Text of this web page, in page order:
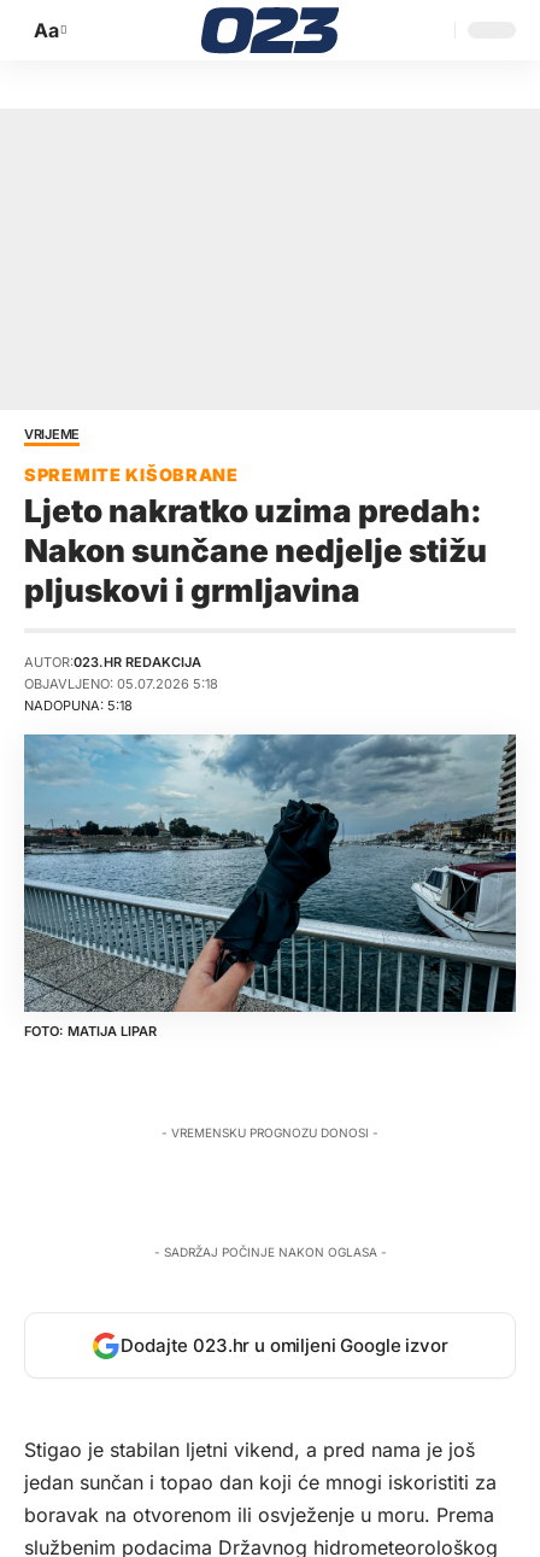
Promijeni
Aa
VRIJEME
Ljeto nakratko uzima predah:
Nakon sunčane nedjelje stižu
pljuskovi i grmljavina
NADOPUNA: 5:18
AUTOR:023.HR REDAKCIJA
OBJAVLJENO: 05.07.2026 5:18
MATIJA LIPAR
- VREMENSKU PROGNOZU DONOSI -
- SADRŽAJ POČINJE NAKON OGLASA -
Dodajte 023.hr u omiljeni Google izvor
Stigao je stabilan ljetni vikend, a pred nama je još
jedan sunčan i topao dan koji će mnogi iskoristiti za
boravak na otvorenom ili osvježenje u moru. Prema
službenim podacima Državnog hidrometeorološkog